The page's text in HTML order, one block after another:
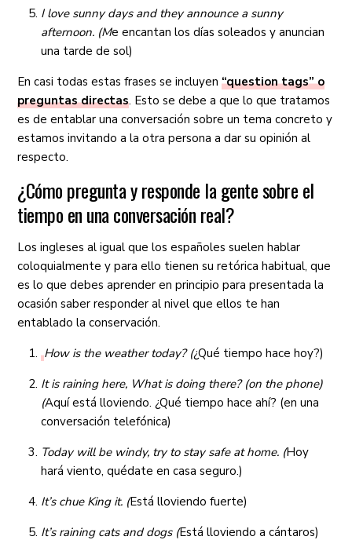
I love sunny days and they announce a sunny
afternoon. (Me encantan los días soleados y anuncian
una tarde de sol)
En casi todas estas frases se incluyen“question tags” o
preguntas directas. Esto se debe a que lo que tratamos
es de entablar una conversación sobre un tema concreto y
estamos invitando a la otra persona a dar su opinión al
respecto.
¿Cómo pregunta y responde la gente sobre el
tiempo en una conversación real?
Los ingleses al igual que los españoles suelen hablar
coloquialmente y para ello tienen su retórica habitual, que
es lo que debes aprender en principio para presentada la
ocasión saber responder al nivel que ellos te han
entablado la conservación.
How is the weather today? (¿Qué tiempo hace hoy?)
It is raining here, What is doing there? (on the phone)
(Aquí está lloviendo. ¿Qué tiempo hace ahí? (en una
conversación telefónica)
Today will be windy, try to stay safe at home. (Hoy
hará viento, quédate en casa seguro.)
It’s chue King it. (Está lloviendo fuerte)
It’s raining cats and dogs (Está lloviendo a cántaros)